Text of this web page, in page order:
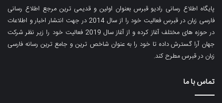
پایگاه اطلاع رسانی رادیو قبرس بعنوان اولین و قدیمی ترین مرجع اطلاع رسانی
فارسی زبان در قبرس فعالیت خود را از سال 2014 در جهت انتشار اخبار و اطلاعات
در حوزه های مختلف آغاز کرده و از آغاز سال 2019 فعالیت خود را زیر نظر شرکت
جهان آرا گسترش داده تا خود را به عنوان شاخص ترین و جامع ترین رسانه فارسی
زبان در قبرس مطرح کند.
تماس با ما